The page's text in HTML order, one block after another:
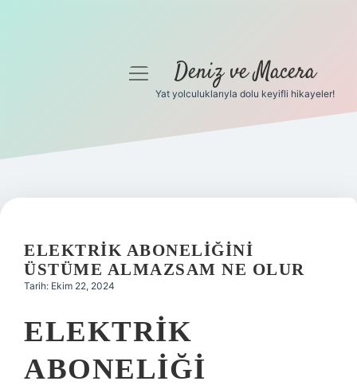
Gizlilik Politikası
Yasal Uyarı
menüyüDeniz ve Macera
Yat yolculuklarıyla dolu keyifli hikayeler!
ELEKTRIK ABONELIĞINI
ÜSTÜME ALMAZSAM NE OLUR
Tarih: Ekim 22, 2024
ELEKTRIK
ABONELIĞI